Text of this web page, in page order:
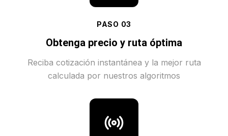
PASO 03
Obtenga precio y ruta óptima
Reciba cotización instantánea y la mejor ruta
calculada por nuestros algoritmos